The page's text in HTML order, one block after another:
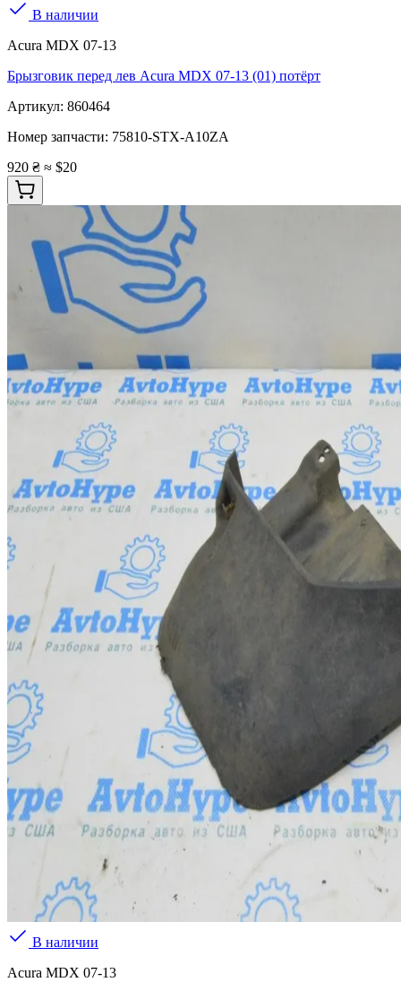
В наличии
Acura MDX 07-13
Брызговик перед лев Acura MDX 07-13 (01) потёрт
Артикул: 860464
Номер запчасти: 75810-STX-A10ZA
920 ₴ ≈ $20
В наличии
Acura MDX 07-13